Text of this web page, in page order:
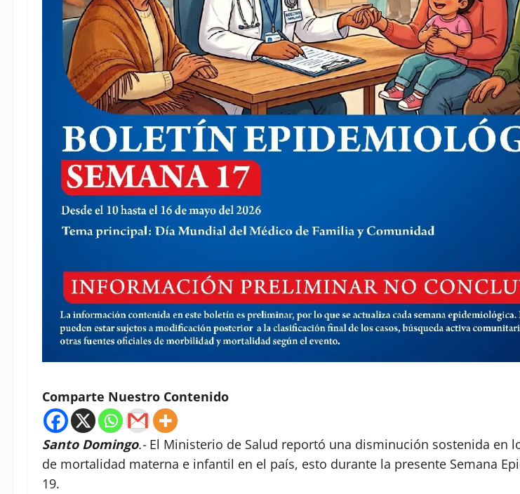
Comparte Nuestro Contenido
Santo Domingo.-El Ministerio de Salud reportó una disminución sostenida en
de mortalidad materna e infantil en el país, esto durante la presente Semana
19.